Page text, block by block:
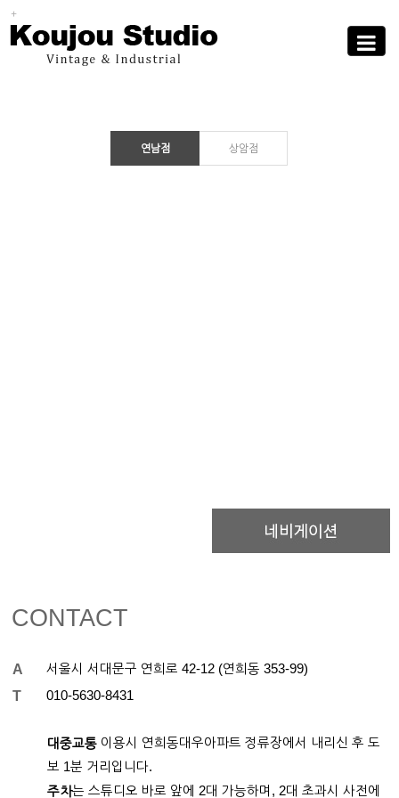
Toggle
연남점 상암점
CONTACT
A 서울시 서대문구 연희로 42-12 (연희동 353-99)
T 010-5630-8431
대중교통 이용시 연희동대우아파트 정류장에서 내리신 후 도
보 1분 거리입니다.
주차는 스튜디오 바로 앞에 2대 가능하며, 2대 초과시 사전에